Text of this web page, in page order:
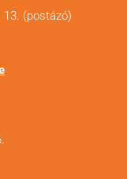
13. (postázó)